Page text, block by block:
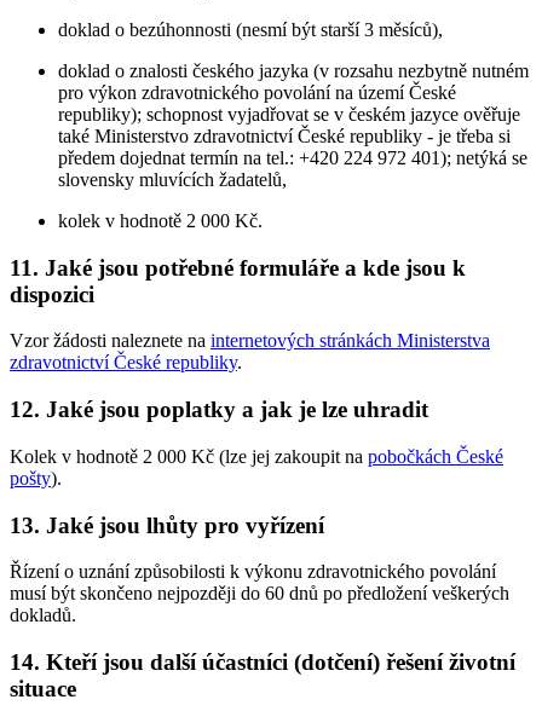
doklad o bezúhonnosti (nesmí být starší 3 měsíců),
doklad o znalosti českého jazyka (v rozsahu nezbytně nutném
pro výkon zdravotnického povolání na území České
republiky); schopnost vyjadřovat se v českém jazyce ověřuje
také Ministerstvo zdravotnictví České republiky - je třeba si
předem dojednat termín na tel.: +420 224 972 401); netýká se
slovensky mluvících žadatelů,
kolek v hodnotě 2 000 Kč.
11. Jaké jsou potřebné formuláře a kde jsou k
dispozici
Vzor žádosti naleznete na internetových stránkách Ministerstva
zdravotnictví České republiky.
12. Jaké jsou poplatky a jak je lze uhradit
Kolek v hodnotě 2 000 Kč (lze jej zakoupit na pobočkách České
pošty).
13. Jaké jsou lhůty pro vyřízení
Řízení o uznání způsobilosti k výkonu zdravotnického povolání
musí být skončeno nejpozději do 60 dnů po předložení veškerých
dokladů.
14. Kteří jsou další účastníci (dotčení) řešení životní
situace